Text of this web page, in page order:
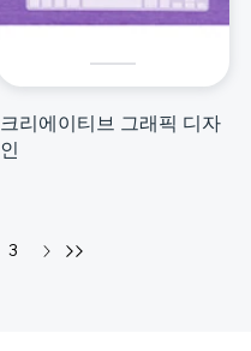
크리에이티브 그래픽 디자
인
3